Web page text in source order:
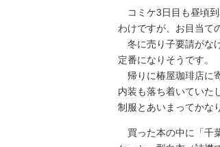
コミケ3日目も昼頃到
わけですが、お目当て
冬に売り子要請がな
定番になりそうです。
帰りに椿屋珈琲店に
内装も落ち着いていた
制服とあいまってかな
買った本の中に「千